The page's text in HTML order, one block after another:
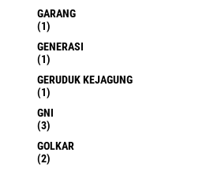
GARANG
(1)
GENERASI
(1)
GERUDUK KEJAGUNG
(1)
GNI
(3)
GOLKAR
(2)